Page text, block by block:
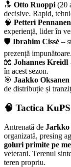
🔝 Otto Ruoppi (20
decisive. Rapid,
🧠 Petteri Pennanen
experiență, lider în
🛡️ Ibrahim Cissé –
prezență impunătoare.
🧤 Johannes Kreidl
în acest sezon.
🎯 Jaakko
de distribuție și
🧠 Tactica
Antrenată de Jarkko
organizată, presing
goluri primite pe
veterani. Terenul
teren propriu.